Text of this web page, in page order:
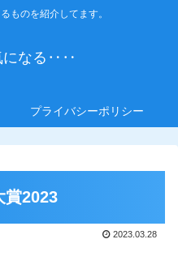
ものを紹介してます。
になる‥‥
プライバシーポリシー
賞2023
2023.03.28